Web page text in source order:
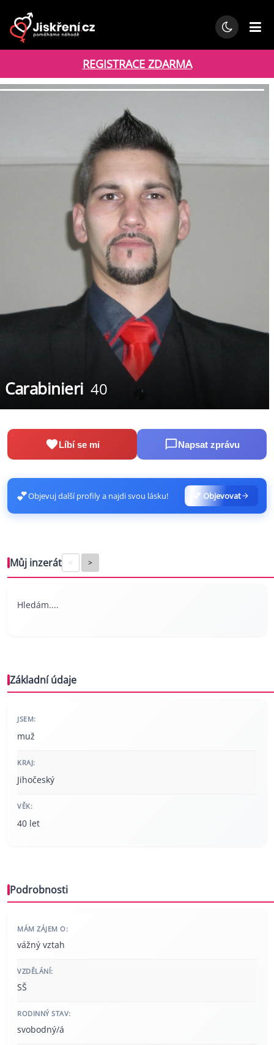
REGISTRACE ZDARMA
Carabinieri 40
Líbí se mi Napsat zprávu
💕Objevuj další profily a najdi svou lásku! 💕 Objevovat
Můj inzerát < >
Hledám....
Základní údaje
JSEM:
muž
KRAJ:
Jihočeský
VĚK:
40 let
Podrobnosti
MÁM ZÁJEM O:
vážný vztah
VZDĚLÁNÍ:
SŠ
RODINNÝ STAV:
svobodný/á